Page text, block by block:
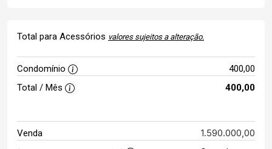
Total para Acessórios valores sujeitos a alteração.
Condomínio
400,00
Total / Mês
400,00
Venda 1.590.000,00